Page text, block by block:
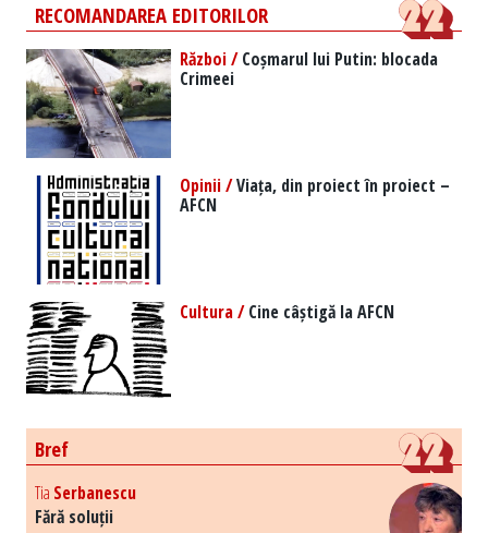
RECOMANDAREA EDITORILOR
Război /Coșmarul lui Putin: blocada
Crimeei
Opinii /Viața, din proiect în proiect –
AFCN
Cultura /Cine câștigă la AFCN
Bref
Tia Serbanescu
Fără soluții